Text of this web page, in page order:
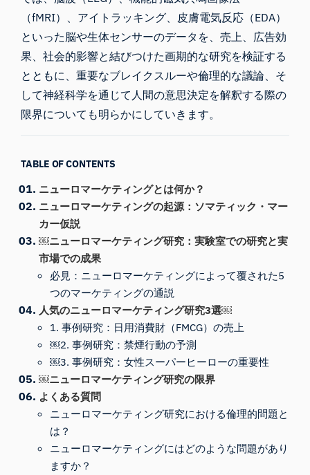
（fMRI）、アイトラッキング、皮膚電気反応（EDA）
といった脳や生体センサーのデータを、売上、広告効
果、社会的影響と結びつけた画期的な研究を検証する
とともに、重要なブレイクスルーや倫理的な議論、そ
して神経科学を通じて人間の意思決定を解釈する際の
限界についても明らかにしていきます。
TABLE OF CONTENTS
ニューロマーケティングとは何か？
ニューロマーケティングの起源：ソマティック・マー
カー仮説
￼ニューロマーケティング研究：実験室での研究と実
市場での成果
必見：ニューロマーケティングによって覆された5
つのマーケティングの通説
人気のニューロマーケティング研究3選￼
1. 事例研究：日用消費財（FMCG）の売上
￼2. 事例研究：禁煙行動の予測
￼3. 事例研究：女性スーパーヒーローの重要性
￼ニューロマーケティング研究の限界
よくある質問
ニューロマーケティング研究における倫理的問題と
は？
ニューロマーケティングにはどのような問題があり
ますか？